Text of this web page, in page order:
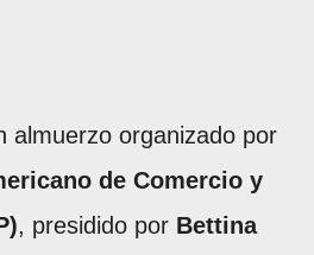
almuerzo organizado por
de Comercio y
, presidido por Bettina